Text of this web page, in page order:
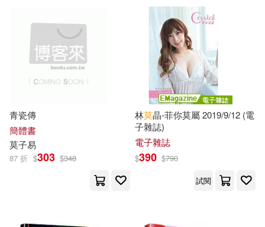
伊恩‧莫蒂默(6)
莫子(6)
莫言(6)
夏琳娜(5)
莫‧威樂(5) 莫建清(5)
（挪）恩德仁•L.爱瑞克森(5)
清華大學出版社(11) 文訊(10)
社會科學文獻出版社(10)
平心出版(9)
蓋亞(9) SONY MUSIC(7)
千華駐科技(7) 奇幻基地(7)
可海外宅配(203)
可港澳店取(190)
可菲律賓店取(193)
青瓷傳
簡體書
莫子易
87 折 $303 $348
林莫晶-菲你莫屬 2019/9/12 (電
子雜誌)
電子雜誌
$390 $790
試閱